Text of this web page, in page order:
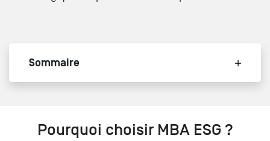
Sommaire
Pourquoi choisir MBA ESG ?